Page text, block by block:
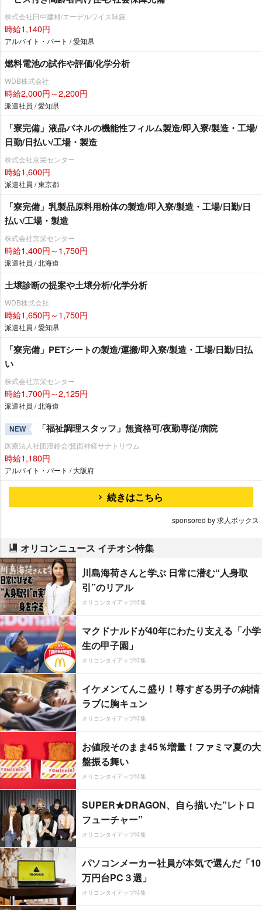
株式会社田中建材/エーデルワイス味鋺
時給1,140円
アルバイト・パート / 愛知県
燃料電池の試作や評価/化学分析
WDB株式会社
時給2,000円～2,200円
派遣社員 / 愛知県
「寮完備」液晶パネルの機能性フィルム製造/即入寮/製造・工場/
日勤/日払い/工場・製造
株式会社京栄センター
時給1,600円
派遣社員 / 東京都
「寮完備」乳製品原料用粉体の製造/即入寮/製造・工場/日勤/日
払い/工場・製造
株式会社京栄センター
時給1,400円～1,750円
派遣社員 / 北海道
土壌診断の提案や土壌分析/化学分析
WDB株式会社
時給1,650円～1,750円
派遣社員 / 愛知県
「寮完備」PETシートの製造/運搬/即入寮/製造・工場/日勤/日払
い
株式会社京栄センター
時給1,700円～2,125円
派遣社員 / 北海道
NEW 「福祉調理スタッフ」無資格可/夜勤専従/病院
医療法人社団澄鈴会/箕面神経サナトリウム
時給1,180円
アルバイト・パート / 大阪府
続きはこちら
sponsored by 求人ボックス
オリコンニュース イチオシ特集
川島海荷さんと学ぶ 日常に潜む“人身取
引”のリアル
オリコンタイアップ特集
マクドナルドが40年にわたり支える「小学
生の甲子園」
オリコンタイアップ特集
イケメンてんこ盛り！尊すぎる男子の純情
ラブに胸キュン
オリコンタイアップ特集
お値段そのまま45％増量！ファミマ夏の大
盤振る舞い
オリコンタイアップ特集
SUPER★DRAGON、自ら描いた”レトロ
フューチャー”
オリコンタイアップ特集
パソコンメーカー社員が本気で選んだ「10
万円台PC３選」
オリコンタイアップ特集